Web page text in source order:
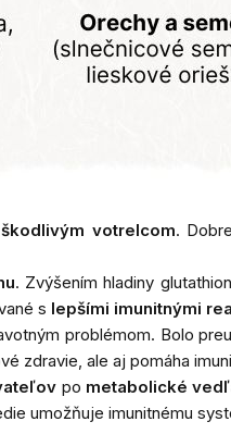
votrelcom.
. Zvýšením hladiny
s lepšími imunitnými
problémom. Bolo
zdravie, ale aj pomáha
po metabolické
umožňuje imunitnému